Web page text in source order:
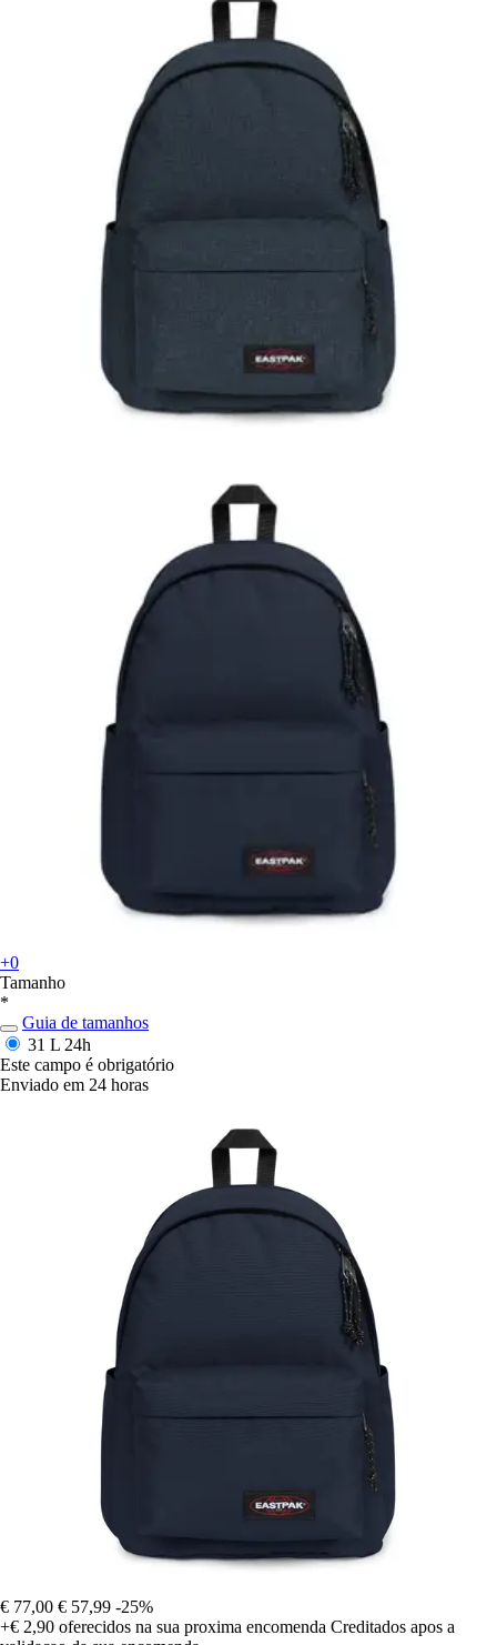
+0
Tamanho
*
Guia de tamanhos
31 L 24h
Este campo é obrigatório
Enviado em 24 horas
€ 77,00 € 57,99 -25%
+€ 2,90 oferecidos na sua proxima encomenda Creditados apos a